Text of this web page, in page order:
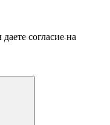
согласие на